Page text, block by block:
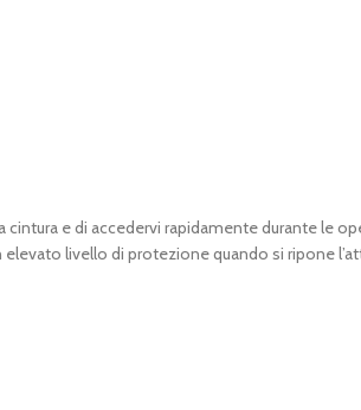
cintura e di accedervi rapidamente durante le
livello di protezione quando si ripone